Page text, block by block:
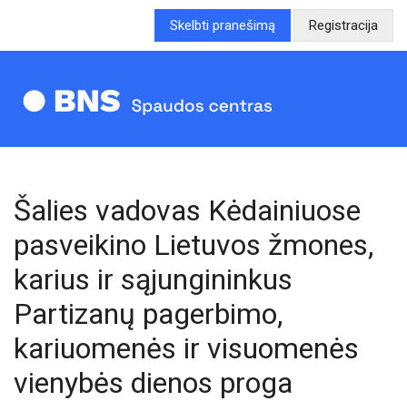
Skelbti pranešimą Registracija
Šalies vadovas Kėdainiuose
pasveikino Lietuvos žmones,
karius ir sąjungininkus
Partizanų pagerbimo,
kariuomenės ir visuomenės
vienybės dienos proga